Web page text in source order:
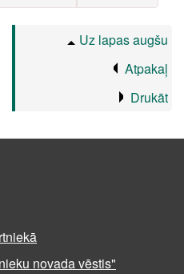
Uz lapas augšu
Atpakaļ
Drukāt
novada vēstis"